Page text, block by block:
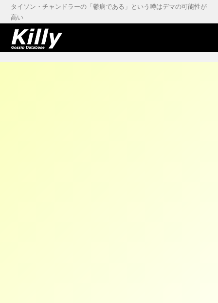
タイソン・チャンドラーの「鬱病である」という噂はデマの可能性が
高い